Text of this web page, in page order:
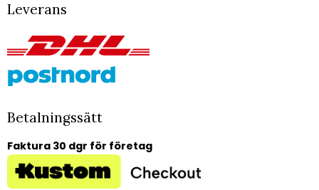
Leverans
Betalningssätt
Faktura 30 dgr för företag